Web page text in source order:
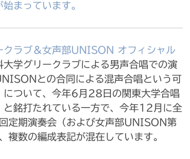
まっています。
クラブ＆女声部UNISON オフィシャル
学グリークラブによる男声合唱での演
との合同による混声合唱という可
について、今年6月28日の関東大学合唱
と銘打たれている一方で、今年12月に全
定期演奏会（および女声部UNISON第
数の編成表記が混在しています。